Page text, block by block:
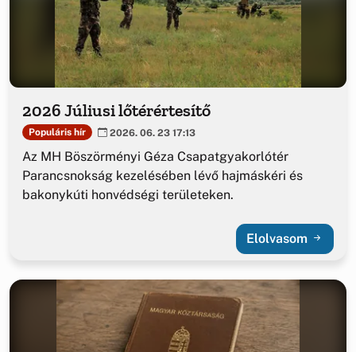
2026 Júliusi lőtérértesítő
Populáris hír 2026. 06. 23 17:13
Az MH Böszörményi Géza Csapatgyakorlótér
Parancsnokság kezelésében lévő hajmáskéri és
bakonykúti honvédségi területeken.
Elolvasom